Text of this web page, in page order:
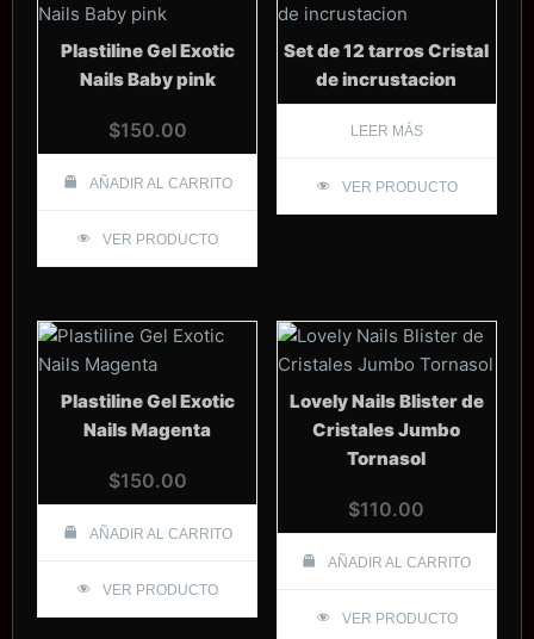
Plastiline Gel Exotic
Nails Baby pink
$150.00
AÑADIR AL CARRITO
VER PRODUCTO
Set de 12 tarros Cristal
de incrustacion
LEER MÁS
VER PRODUCTO
Plastiline Gel Exotic
Nails Magenta
$150.00
AÑADIR AL CARRITO
VER PRODUCTO
Lovely Nails Blister de
Cristales Jumbo
Tornasol
$110.00
AÑADIR AL CARRITO
VER PRODUCTO